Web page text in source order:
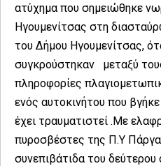
ατύχημα που σημειώθηκε
Ηγουμενίτσας στη
του Δήμου Ηγουμενίτσας,
συγκρούστηκαν μεταξύ
πληροφορίες
ενός αυτοκινήτου που
έχει τραυματιστεί .Με
πυροσβέστες της Π.Υ
συνεπιβάτιδα του δεύτερου